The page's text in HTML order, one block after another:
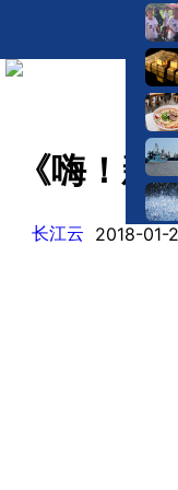
《嗨！
长江云 2018-01-